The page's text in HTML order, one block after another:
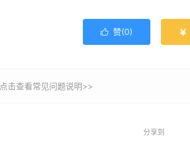
 赞(0) 
点击查看常见问题说明>>
分享到